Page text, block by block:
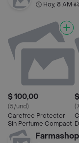
Hoy, 8 AM•
$ 100,00
(5/und)
Carefree Protector
Sin Perfume Compact